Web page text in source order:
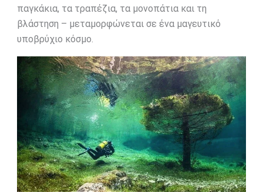
παγκάκια, τα τραπέζια, τα μονοπάτια και τη
βλάστηση – μεταμορφώνεται σε ένα μαγευτικό
υποβρύχιο κόσμο.